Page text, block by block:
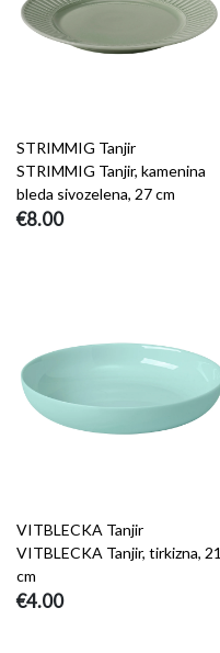
STRIMMIG Tanjir
STRIMMIG Tanjir, kamenina
bleda sivozelena, 27 cm
€8.00
VITBLECKA Tanjir
VITBLECKA Tanjir, tirkizna, 21
cm
€4.00